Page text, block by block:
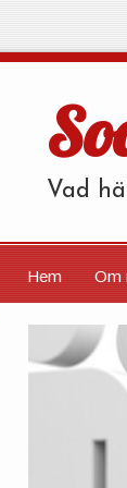
Vad
Hem Om